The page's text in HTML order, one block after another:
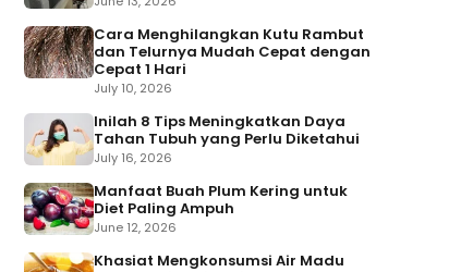
Cara Menghilangkan Kutu Rambut
dan Telurnya Mudah Cepat dengan
Cepat 1 Hari
July 10, 2026
Inilah 8 Tips Meningkatkan Daya
Tahan Tubuh yang Perlu Diketahui
July 16, 2026
Manfaat Buah Plum Kering untuk
Diet Paling Ampuh
June 12, 2026
Khasiat Mengkonsumsi Air Madu